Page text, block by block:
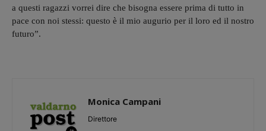
a questi ragazzi vorrei dire che bisogna essere prima di tutto in
pace con noi stessi: questo è il mio augurio per il loro ed il nostro
futuro”.
Monica Campani
Direttore